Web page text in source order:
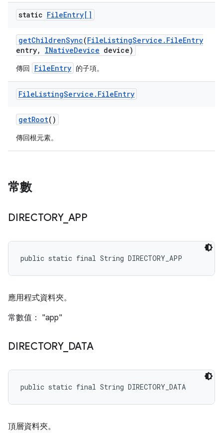
static FileEntry[]
getChildrenSync(FileListingService . FileEntry
entry, INativeDevice device)
傳回 FileEntry 的子項。
FileListingService . FileEntry
getRoot()
傳回根元素。
常數
DIRECTORY_ APP
public static final String DIRECTORY_APP
應用程式資料夾。
常數值： "app"
DIRECTORY_ DATA
public static final String DIRECTORY_DATA
頂層資料夾。